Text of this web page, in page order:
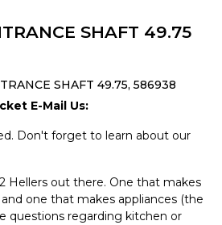
SHAFT 49.75
SHAFT 49.75, 586938
E-Mail Us:
Don't forget to learn about our
Hellers out there. One that makes
one that makes appliances (the
questions regarding kitchen or